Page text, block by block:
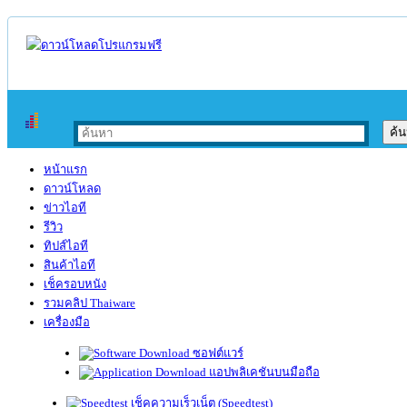
หน้าแรก
ดาวน์โหลด
ข่าวไอที
รีวิว
ทิปส์ไอที
สินค้าไอที
เช็ครอบหนัง
รวมคลิป Thaiware
เครื่องมือ
ซอฟต์แวร์
แอปพลิเคชันบนมือถือ
เช็คความเร็วเน็ต (Speedtest)